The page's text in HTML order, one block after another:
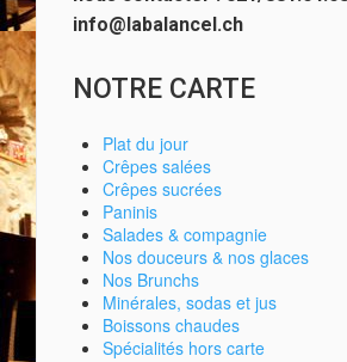
info@labalancel.ch
NOTRE CARTE
Plat du jour
Crêpes salées
Crêpes sucrées
Paninis
Salades & compagnie
Nos douceurs & nos glaces
Nos Brunchs
Minérales, sodas et jus
Boissons chaudes
Spécialités hors carte